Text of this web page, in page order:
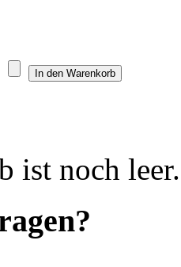
ist noch leer.